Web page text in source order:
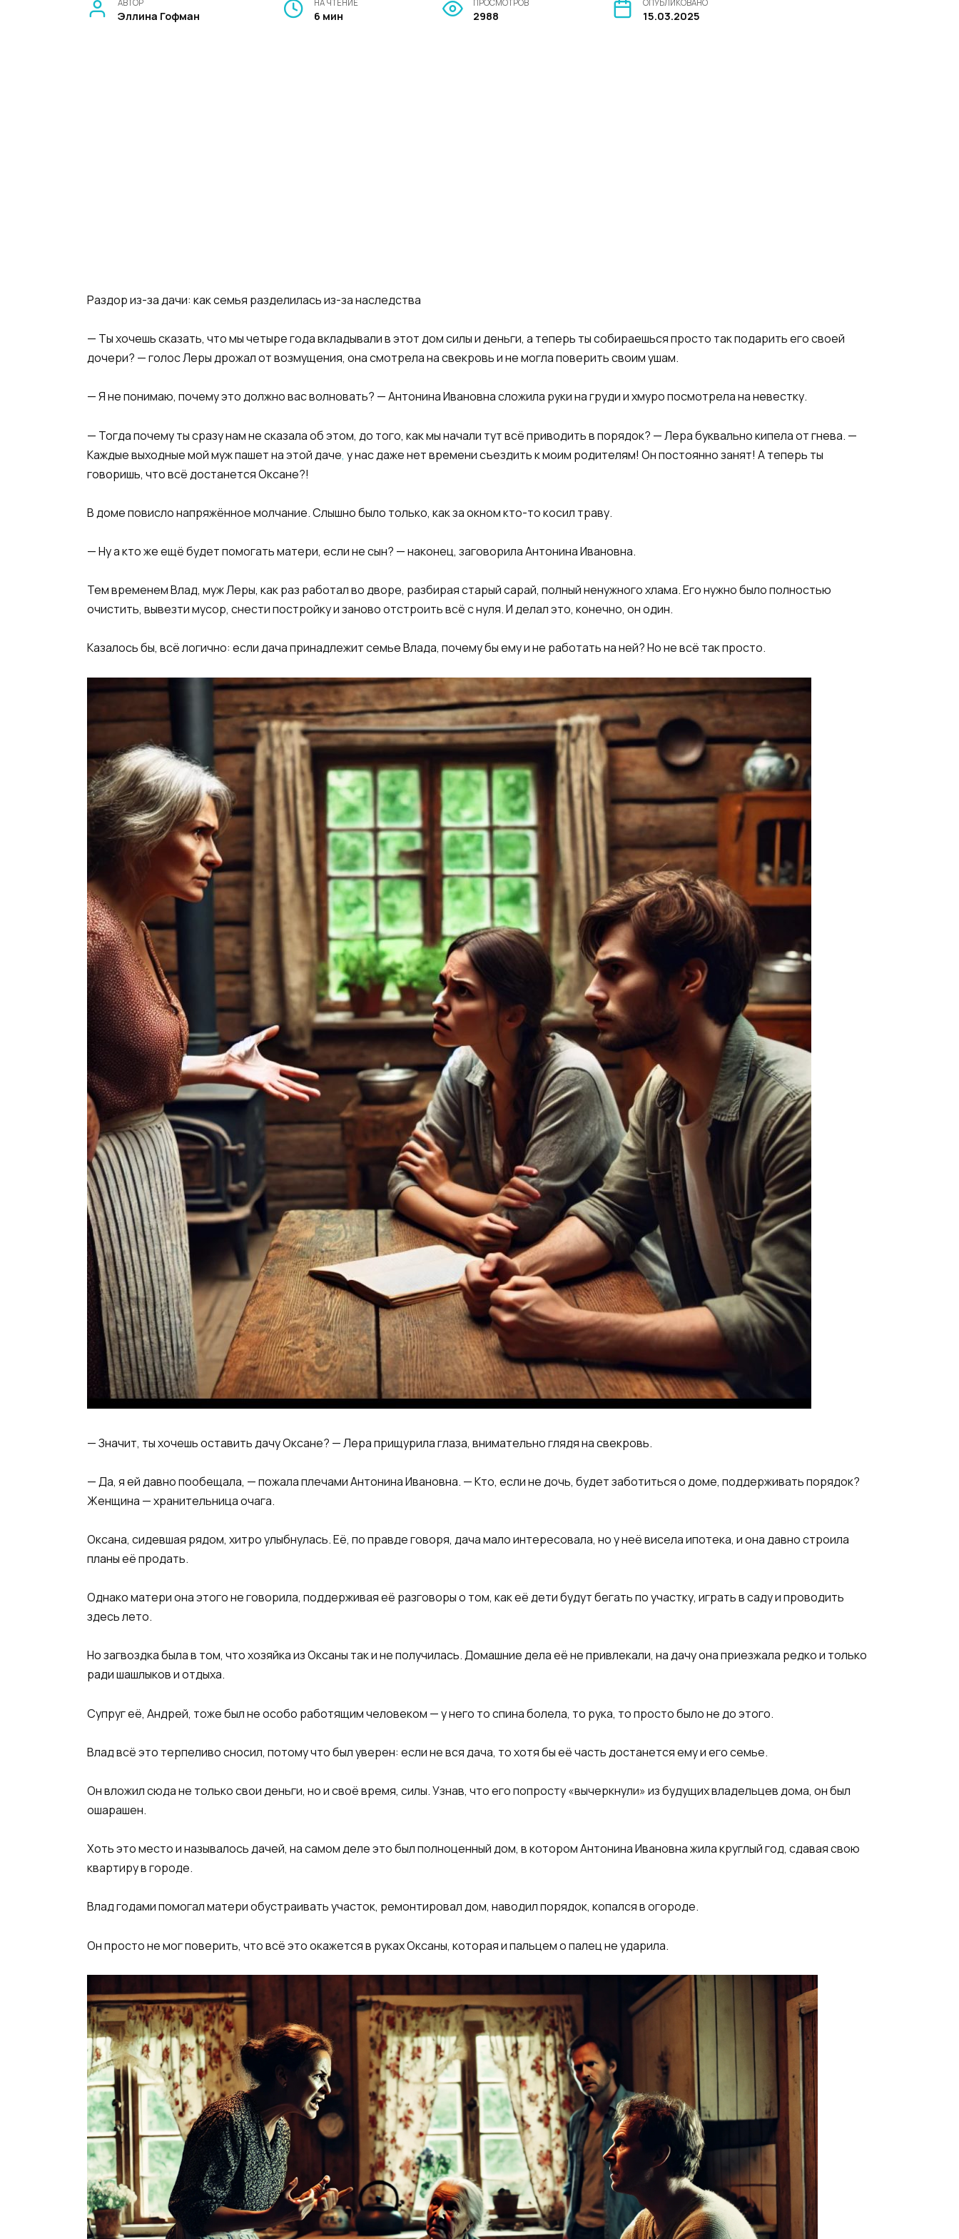
АВТОР
Эллина Гофман
НА ЧТЕНИЕ
6 мин
ПРОСМОТРОВ
2988
ОПУБЛИКОВАНО
15.03.2025
Раздор из-за дачи: как семья разделилась из-за наследства
— Ты хочешь сказать, что мы четыре года вкладывали в этот дом силы и деньги, а теперь ты собираешься просто так подарить его своей
дочери? — голос Леры дрожал от возмущения, она смотрела на свекровь и не могла поверить своим ушам.
— Я не понимаю, почему это должно вас волновать? — Антонина Ивановна сложила руки на груди и хмуро посмотрела на невестку.
— Тогда почему ты сразу нам не сказала об этом, до того, как мы начали тут всё приводить в порядок? — Лера буквально кипела от гнева. —
Каждые выходные мой муж пашет на этой даче, у нас даже нет времени съездить к моим родителям! Он постоянно занят! А теперь ты
говоришь, что всё достанется Оксане?!
В доме повисло напряжённое молчание. Слышно было только, как за окном кто-то косил траву.
— Ну а кто же ещё будет помогать матери, если не сын? — наконец, заговорила Антонина Ивановна.
Тем временем Влад, муж Леры, как раз работал во дворе, разбирая старый сарай, полный ненужного хлама. Его нужно было полностью
очистить, вывезти мусор, снести постройку и заново отстроить всё с нуля. И делал это, конечно, он один.
Казалось бы, всё логично: если дача принадлежит семье Влада, почему бы ему и не работать на ней? Но не всё так просто.
— Значит, ты хочешь оставить дачу Оксане? — Лера прищурила глаза, внимательно глядя на свекровь.
— Да, я ей давно пообещала, — пожала плечами Антонина Ивановна. — Кто, если не дочь, будет заботиться о доме, поддерживать порядок?
Женщина — хранительница очага.
Оксана, сидевшая рядом, хитро улыбнулась. Её, по правде говоря, дача мало интересовала, но у неё висела ипотека, и она давно строила
планы её продать.
Однако матери она этого не говорила, поддерживая её разговоры о том, как её дети будут бегать по участку, играть в саду и проводить
здесь лето.
Но загвоздка была в том, что хозяйка из Оксаны так и не получилась. Домашние дела её не привлекали, на дачу она приезжала редко и только
ради шашлыков и отдыха.
Супруг её, Андрей, тоже был не особо работящим человеком — у него то спина болела, то рука, то просто было не до этого.
Влад всё это терпеливо сносил, потому что был уверен: если не вся дача, то хотя бы её часть достанется ему и его семье.
Он вложил сюда не только свои деньги, но и своё время, силы. Узнав, что его попросту «вычеркнули» из будущих владельцев дома, он был
ошарашен.
Хоть это место и называлось дачей, на самом деле это был полноценный дом, в котором Антонина Ивановна жила круглый год, сдавая свою
квартиру в городе.
Влад годами помогал матери обустраивать участок, ремонтировал дом, наводил порядок, копался в огороде.
Он просто не мог поверить, что всё это окажется в руках Оксаны, которая и пальцем о палец не ударила.